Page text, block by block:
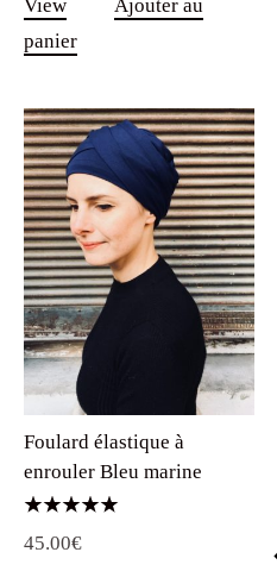
View
Ajouter au
panier
Foulard élastique à
enrouler Bleu marine
5.00
45.00€